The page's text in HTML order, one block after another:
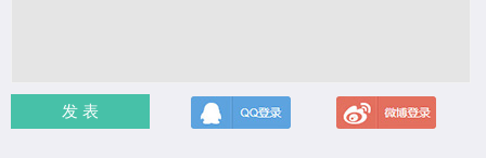
发 表